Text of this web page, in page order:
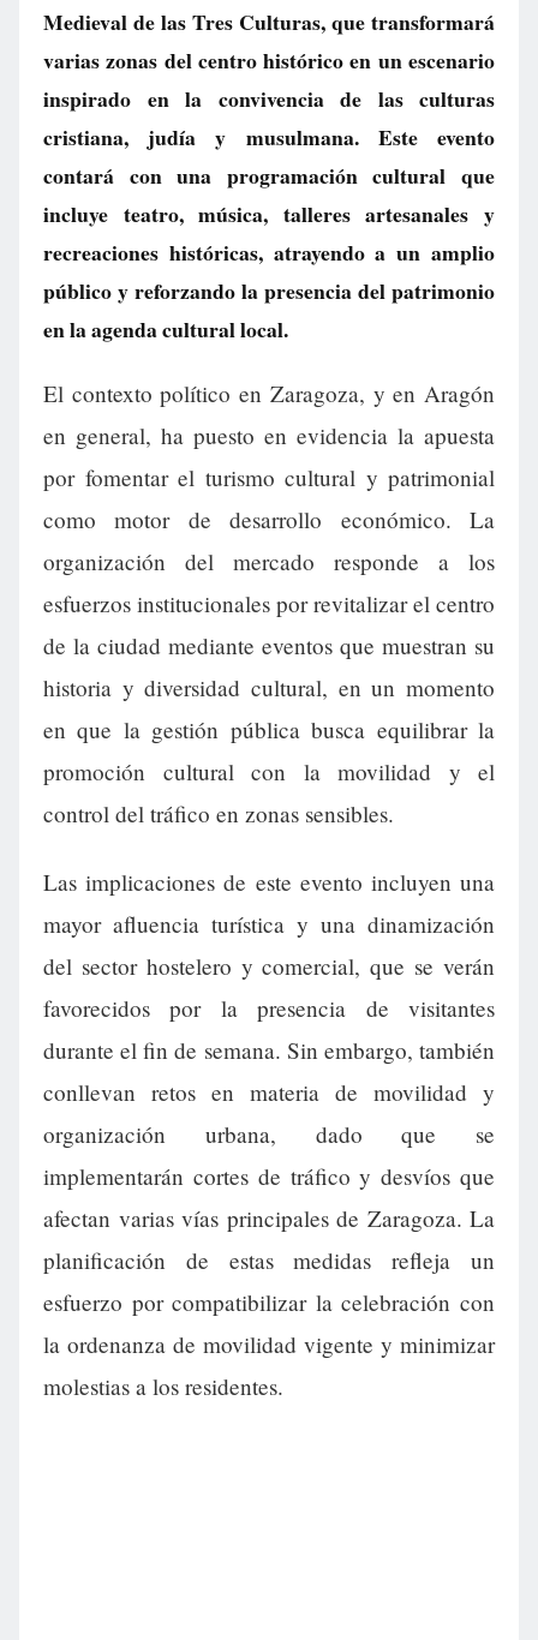
Medieval de las Tres Culturas, que transformará
varias zonas del centro histórico en un escenario
inspirado en la convivencia de las culturas
cristiana, judía y musulmana. Este evento
contará con una programación cultural que
incluye teatro, música, talleres artesanales y
recreaciones históricas, atrayendo a un amplio
público y reforzando la presencia del patrimonio
en la agenda cultural local.
El contexto político en Zaragoza, y en Aragón
en general, ha puesto en evidencia la apuesta
por fomentar el turismo cultural y patrimonial
como motor de desarrollo económico. La
organización del mercado responde a los
esfuerzos institucionales por revitalizar el centro
de la ciudad mediante eventos que muestran su
historia y diversidad cultural, en un momento
en que la gestión pública busca equilibrar la
promoción cultural con la movilidad y el
control del tráfico en zonas sensibles.
Las implicaciones de este evento incluyen una
mayor afluencia turística y una dinamización
del sector hostelero y comercial, que se verán
favorecidos por la presencia de visitantes
durante el fin de semana. Sin embargo, también
conllevan retos en materia de movilidad y
organización urbana, dado que se
implementarán cortes de tráfico y desvíos que
afectan varias vías principales de Zaragoza. La
planificación de estas medidas refleja un
esfuerzo por compatibilizar la celebración con
la ordenanza de movilidad vigente y minimizar
molestias a los residentes.